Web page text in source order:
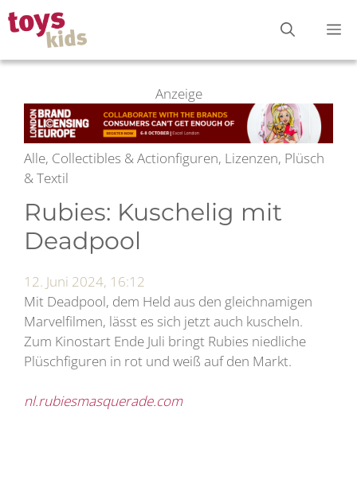
Zum
Inhalt
springen
Anzeige
Alle, Collectibles & Actionfiguren, Lizenzen, Plüsch
& Textil
Rubies: Kuschelig mit
Deadpool
12. Juni 2024, 16:12
Mit Deadpool, dem Held aus den gleichnamigen
Marvelfilmen, lässt es sich jetzt auch kuscheln.
Zum Kinostart Ende Juli bringt Rubies niedliche
Plüschfiguren in rot und weiß auf den Markt.
nl.rubiesmasquerade.com